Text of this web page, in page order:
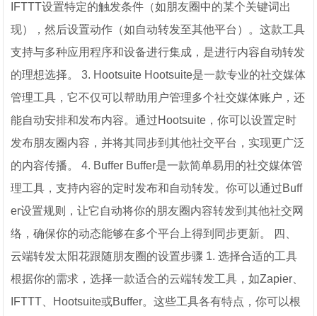
IFTTT设置特定的触发条件（如朋友圈中的某个关键词出
现），然后设置动作（如自动转发至其他平台）。这款工具
支持与多种应用程序和设备进行集成，是进行内容自动转发
的理想选择。 3. Hootsuite Hootsuite是一款专业的社交媒体
管理工具，它不仅可以帮助用户管理多个社交媒体账户，还
能自动安排和发布内容。通过Hootsuite，你可以设置定时
发布朋友圈内容，并将其同步到其他社交平台，实现更广泛
的内容传播。 4. Buffer Buffer是一款简单易用的社交媒体管
理工具，支持内容的定时发布和自动转发。你可以通过Buff
er设置规则，让它自动将你的朋友圈内容转发到其他社交网
络，确保你的动态能够在多个平台上得到同步更新。 四、
云端转发太阳花跟随朋友圈的设置步骤 1. 选择合适的工具
根据你的需求，选择一款适合的云端转发工具，如Zapier、
IFTTT、Hootsuite或Buffer。这些工具各有特点，你可以根